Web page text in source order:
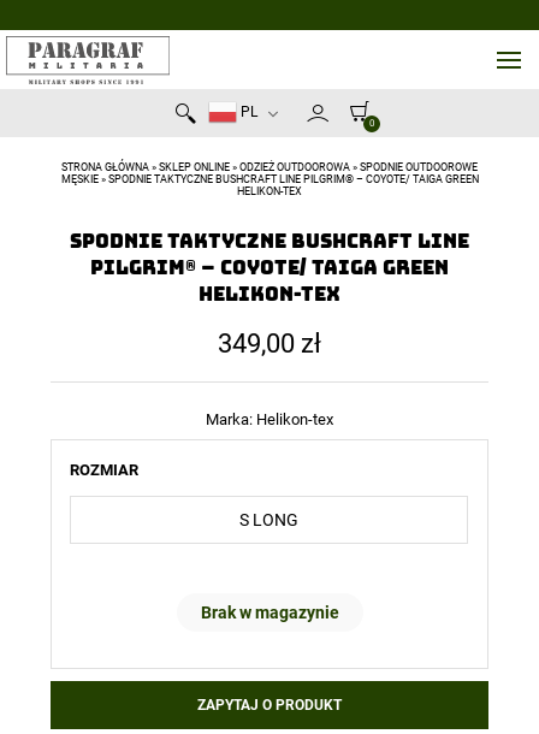
PL
0
STRONA GŁÓWNA » SKLEP ONLINE » ODZIEŻ OUTDOOROWA » SPODNIE OUTDOOROWE
MĘSKIE» SPODNIE TAKTYCZNE BUSHCRAFT LINE PILGRIM® – COYOTE/ TAIGA GREEN
HELIKON-TEX
Spodnie taktyczne bushcraft line
PILGRIM® – Coyote/ Taiga Green
Helikon-Tex
349,00 zł
Marka: Helikon-tex
ROZMIAR
Brak w magazynie
ZAPYTAJ O PRODUKT